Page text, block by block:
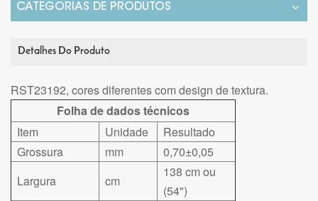
CATEGORIAS DE PRODUTOS
Detalhes Do Produto
RST23192, cores diferentes com design de textura.
Folha de dados técnicos
Item
Unidade
Resultado
Grossura
mm
0,70±0,05
Largura
cm
138 cm ou
(54")